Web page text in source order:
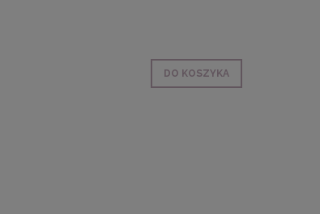
DO KOSZYKA